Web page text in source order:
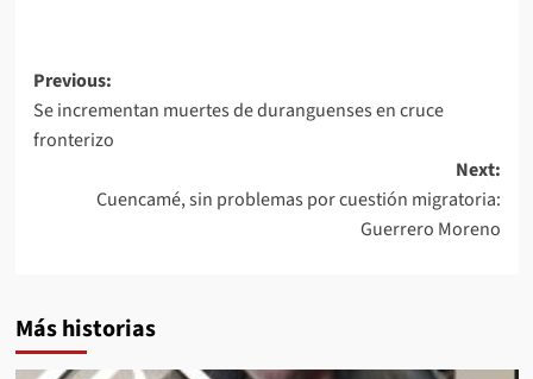
Post
navigation
Previous:
Se incrementan muertes de duranguenses en cruce
fronterizo
Next:
Cuencamé, sin problemas por cuestión migratoria:
Guerrero Moreno
Más historias